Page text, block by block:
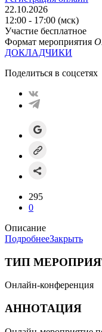
22.10.2026
12:00 - 17:00 (мск)
Участие бесплатное
Формат мероприятия
ДОКЛАДЧИКИ
Поделиться в соцсетях
295
0
Описание
ПодробнееЗакрыть
ТИП
Онлайн-конференция
АННОТАЦИЯ